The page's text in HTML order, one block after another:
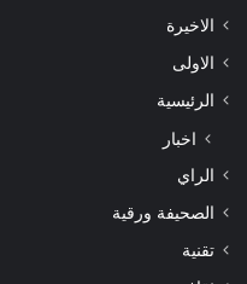
الاخيرة
الاولى
الرئيسية
اخبار
الراي
الصحيفة ورقية
تقنية